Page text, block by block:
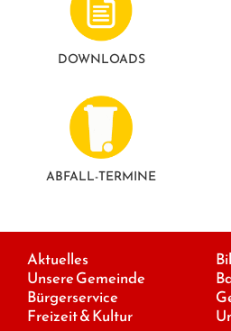
DOWNLOADS
ABFALL-TERMINE
Aktuelles
Unsere Gemeinde
Bürgerservice
Freizeit & Kultur